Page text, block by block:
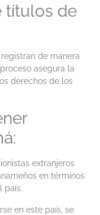
títulos de
de manera
asegura la
derechos de los
extranjeros
en términos
país.
en este país, se